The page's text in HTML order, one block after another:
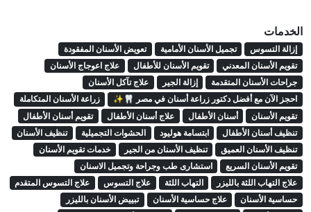
الخدمات
إزالة التسوس تجميل الأسنان الأمامية
تعويض الأسنان المفقودة
تقويم الأسنان المعدني
تقويم الأسنان للأطفال
علاج اعوجاج الأسنان
جراحات الأسنان المتقدمة
إزالة الجير
علاج تآكل الأسنان
احجز الآن مع أفضل دكتور زراعة أسنان في مصر 🦷✨
زراعة الأسنان المتكاملة
تقويم الأسنان
أسنان الأطفال علاج أسنان الأطفال
تقويم أسنان الأطفال
تنظيف أسنان الأطفال
ابتسامة هوليود الحشوات التجميلية
تنظيف الأسنان
تنظيف الأسنان العميق
تنظيف الأسنان من الجير
خدمات تقويم الأسنان
تقويم الأسنان السريع
استشارى طب وجراحة وتجميل الاسنان
علاج التهاب اللثة بالليزر
التهاب اللثة علاج التسوس
علاج التسوس المتقدم
حساسية الأسنان
علاج حساسية الأسنان
تبييض الأسنان بالليزر